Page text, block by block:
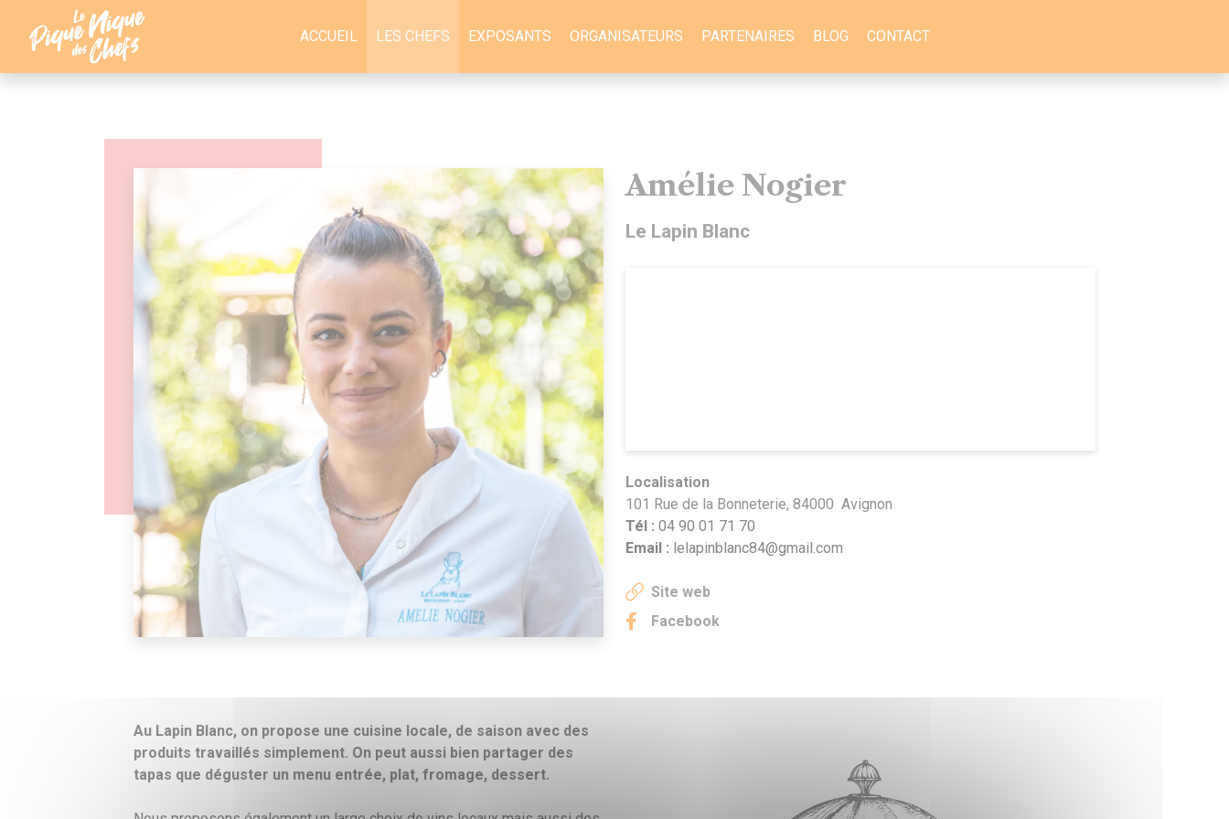
ACCUEIL LES CHEFS EXPOSANTS ORGANISATEURS PARTENAIRES BLOG CONTACT
Amélie Nogier
Le Lapin Blanc
Localisation
101 Rue de la Bonneterie, 84000 Avignon
Tél : 04 90 01 71 70
Email : lelapinblanc84@gmail.com
Site web
Facebook
Au Lapin Blanc, on propose une cuisine locale, de saison avec des
produits travaillés simplement. On peut aussi bien partager des
tapas que déguster un menu entrée, plat, fromage, dessert.
Panneau de gestion des cookies